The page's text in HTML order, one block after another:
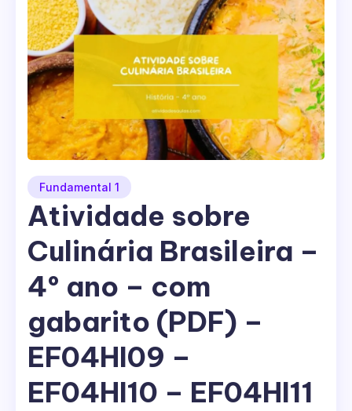
Fundamental 1
Atividade sobre
Culinária Brasileira –
4º ano – com
gabarito (PDF) –
EF04HI09 –
EF04HI10 – EF04HI11